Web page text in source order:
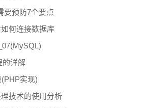
要预防7个要点
何连接数据库
的详解
实现)
技术的使用分析